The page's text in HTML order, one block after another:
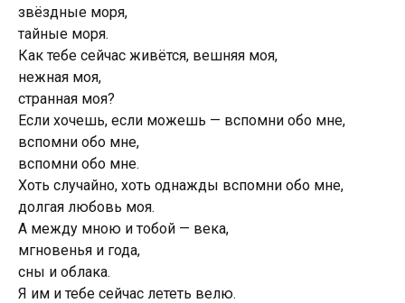
звёздные моря,
тайные моря.
Как тебе сейчас живётся, вешняя моя,
нежная моя,
странная моя?
Если хочешь, если можешь — вспомни обо мне,
вспомни обо мне,
вспомни обо мне.
Хоть случайно, хоть однажды вспомни обо мне,
долгая любовь моя.
А между мною и тобой — века,
мгновенья и года,
сны и облака.
Я им и тебе сейчас лететь велю.